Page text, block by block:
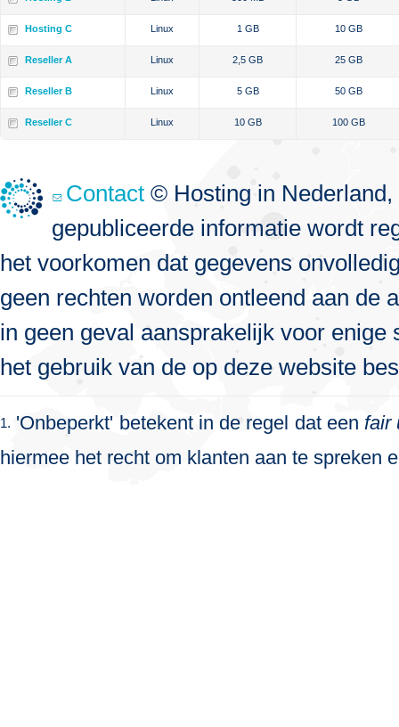
Hosting C Linux 1 GB 10 GB
Reseller A Linux 2,5 GB 25 GB
Reseller B Linux 5 GB 50 GB
Reseller C Linux 10 GB 100 GB
Contact © Hosting in
gepubliceerde informatie wordt
het voorkomen dat gegevens
geen rechten worden ontleend aan de
in geen geval aansprakelijk voor
het gebruik van de op deze website
1. 'Onbeperkt' betekent in de regel dat een fair
hiermee het recht om klanten aan te spreken